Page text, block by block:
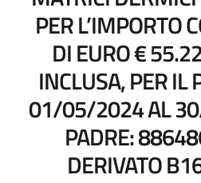
PER L’IMPORTO
DI EURO €
INCLUSA, PER IL
01/05/2024 AL
PADRE:
DERIVATO